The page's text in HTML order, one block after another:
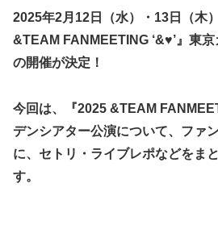
2025年2月12日（水）・13日（木
&TEAM FANMEETING ‘&♥’』東
の開催が決定！
今回は、『2025 &TEAM
デンシアター公演について、ファ
に、セトリ・ライブレポなどをま
す。